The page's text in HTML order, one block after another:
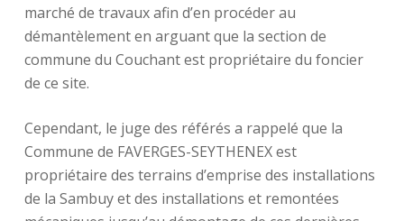
marché de travaux afin d’en procéder au
démantèlement en arguant que la section de
commune du Couchant est propriétaire du foncier
de ce site.
Cependant, le juge des référés a rappelé que la
Commune de FAVERGES-SEYTHENEX est
propriétaire des terrains d’emprise des installations
de la Sambuy et des installations et remontées